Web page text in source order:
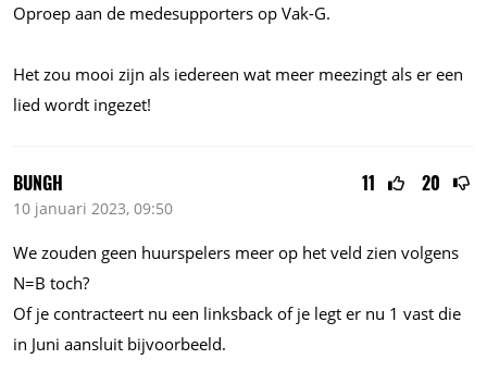
Oproep aan de medesupporters op Vak-G.
Het zou mooi zijn als iedereen wat meer meezingt als er een
lied wordt ingezet!
11 20
BUNGH
10 januari 2023, 09:50
We zouden geen huurspelers meer op het veld zien volgens
N=B toch?
Of je contracteert nu een linksback of je legt er nu 1 vast die
in Juni aansluit bijvoorbeeld.